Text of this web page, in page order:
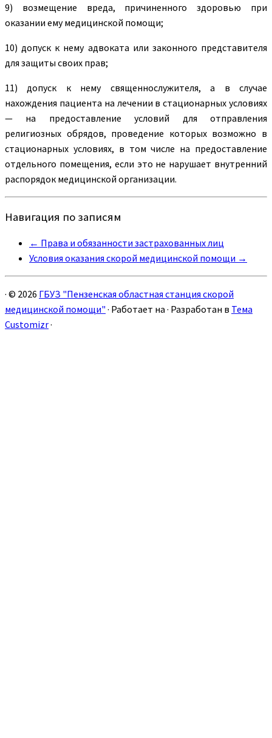
9) возмещение вреда, причиненного здоровью при
оказании ему медицинской помощи;
10) допуск к нему адвоката или законного представителя
для защиты своих прав;
11) допуск к нему священнослужителя, а в случае
нахождения пациента на лечении в стационарных условиях
— на предоставление условий для отправления
религиозных обрядов, проведение которых возможно в
стационарных условиях, в том числе на предоставление
отдельного помещения, если это не нарушает внутренний
распорядок медицинской организации.
Навигация по записям
← Права и обязанности застрахованных лиц
Условия оказания скорой медицинской помощи →
· © 2026 ГБУЗ "Пензенская областная станция скорой
медицинской помощи" · Работает на · Разработан в Тема
Customizr·